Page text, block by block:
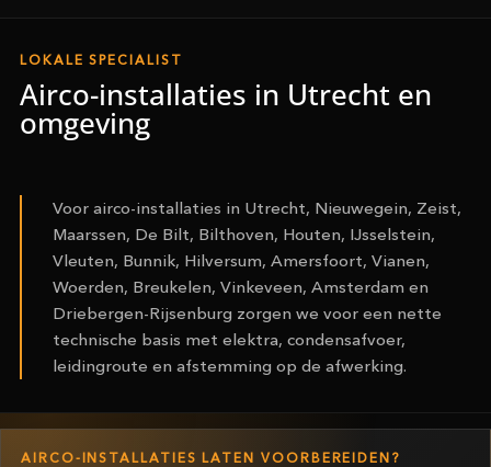
LOKALE SPECIALIST
Airco-installaties in Utrecht en
omgeving
Voor airco-installaties in Utrecht, Nieuwegein, Zeist,
Maarssen, De Bilt, Bilthoven, Houten, IJsselstein,
Vleuten, Bunnik, Hilversum, Amersfoort, Vianen,
Woerden, Breukelen, Vinkeveen, Amsterdam en
Driebergen-Rijsenburg zorgen we voor een nette
technische basis met elektra, condensafvoer,
leidingroute en afstemming op de afwerking.
AIRCO-INSTALLATIES LATEN VOORBEREIDEN?